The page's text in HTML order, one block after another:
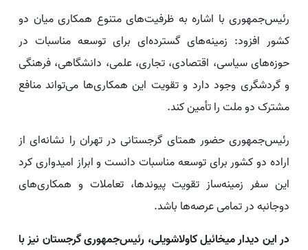
رئیس‌جمهوری با اشاره به ظرفیت‌های متنوع همکاری میان دو
کشور افزود: زمینه‌های گسترده‌ای برای توسعه مناسبات در
حوزه‌های سیاسی، اقتصادی، تجاری، علمی، دانشگاهی، فرهنگی
و گردشگری وجود دارد و تقویت این همکاری‌ها می‌تواند منافع
مشترک دو ملت را تأمین کند.
رئیس‌جمهوری حضور همتای گرجستانی در تهران را نشانه‌ای از
اراده دو کشور برای توسعه مناسبات دانست و ابراز امیدواری کرد
این سفر زمینه‌ساز تقویت پیوندها، تعاملات و همکاری‌های
دوجانبه در تمامی عرصه‌ها باشد.
در این دیدار میخائیل کاولاشویلی، رئیس‌جمهوری گرجستان نیز با